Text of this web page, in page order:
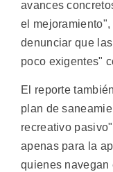
avances
el
denunciar que
poco exigentes"
El reporte
plan de
recreativo
apenas para la
quienes navegan